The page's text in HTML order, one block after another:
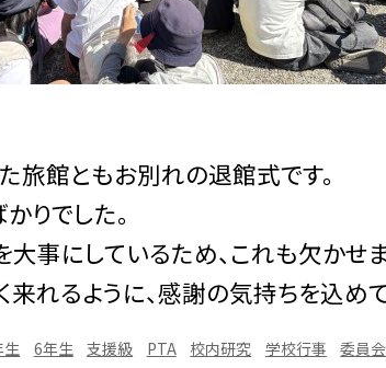
旅館ともお別れの退館式です。
りでした。
事にしているため、これも欠かせま
れるように、感謝の気持ちを込め
6年生 支援級 PTA 校内研究 学校行事 委員